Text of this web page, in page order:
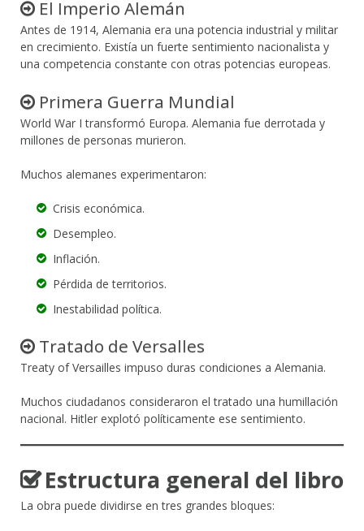
El Imperio Alemán
Antes de 1914, Alemania era una potencia industrial y militar
en crecimiento. Existía un fuerte sentimiento nacionalista y
una competencia constante con otras potencias europeas.
Primera Guerra Mundial
World War I transformó Europa. Alemania fue derrotada y
millones de personas murieron.
Muchos alemanes experimentaron:
Crisis económica.
Desempleo.
Inflación.
Pérdida de territorios.
Inestabilidad política.
Tratado de Versalles
Treaty of Versailles impuso duras condiciones a Alemania.
Muchos ciudadanos consideraron el tratado una humillación
nacional. Hitler explotó políticamente ese sentimiento.
Estructura general del libro
La obra puede dividirse en tres grandes bloques: